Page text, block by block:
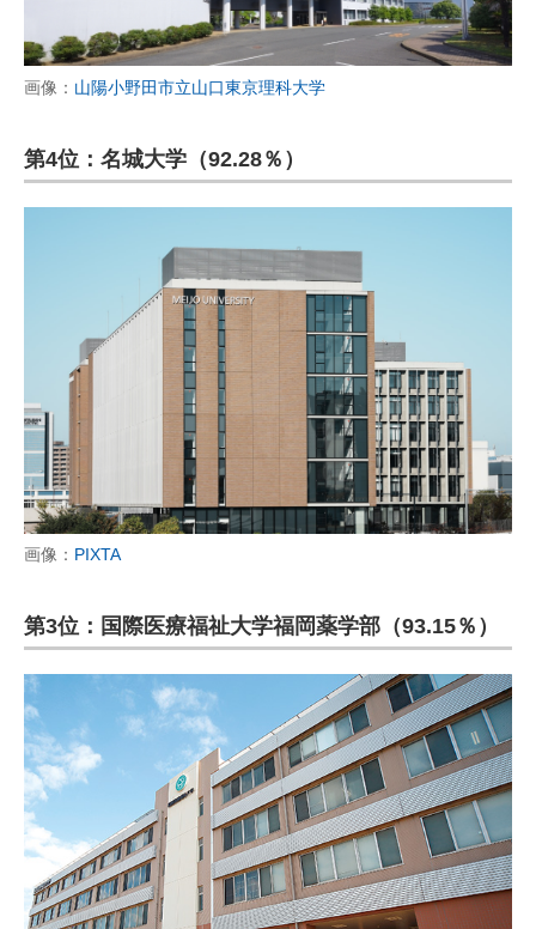
画像： 山陽小野田市立山口東京理科大学
第4位：名城大学（92.28％）
画像： PIXTA
第3位：国際医療福祉大学福岡薬学部（93.15％）